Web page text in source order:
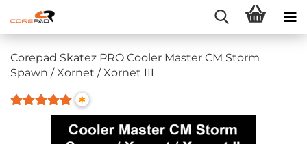
Corepad Skatez PRO Cooler Master CM Storm
Spawn / Xornet / Xornet III
*